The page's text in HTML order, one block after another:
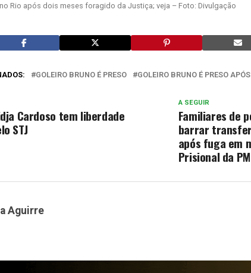
Rio após dois meses foragido da Justiça; veja – Foto: Divulgação
GOLEIRO BRUNO É PRESO GOLEIRO BRUNO É PRESO
A SEGUIR
Familiares de
barrar
após fuga em
Prisional da PM
Cardoso tem liberdade
STJ
Aguirre